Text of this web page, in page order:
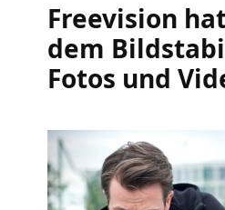
Freevision
dem
Fotos und